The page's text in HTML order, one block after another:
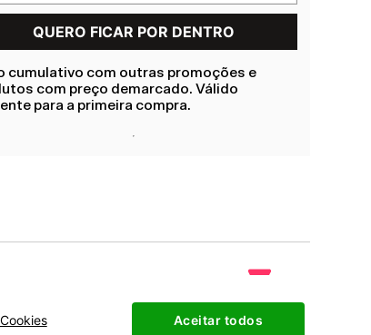
Aceitar todos
cumulativo com outras promoções e
com preço demarcado. Válido
para a primeira compra.